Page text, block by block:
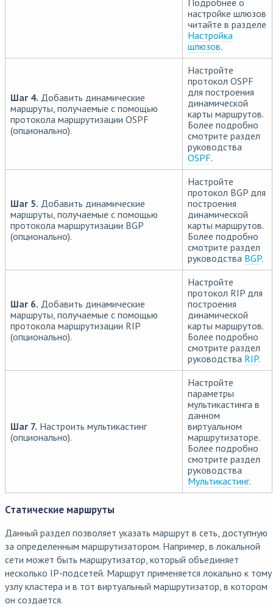
настройке шлюзов
читайте в разделе
Настройка
шлюзов.
Шаг 4. Добавить динамические
маршруты, получаемые с помощью
протокола маршрутизации OSPF
(опционально).
Настройте
протокол OSPF
для построения
динамической
карты маршрутов.
Более подробно
смотрите раздел
руководства
OSPF.
Шаг 5. Добавить динамические
маршруты, получаемые с помощью
протокола маршрутизации BGP
(опционально).
Настройте
протокол BGP для
построения
динамической
карты маршрутов.
Более подробно
смотрите раздел
руководства BGP.
Шаг 6. Добавить динамические
маршруты, получаемые с помощью
протокола маршрутизации RIP
(опционально).
Настройте
протокол RIP для
построения
динамической
карты маршрутов.
Более подробно
смотрите раздел
руководства RIP.
Шаг 7. Настроить мультикастинг
(опционально).
Настройте
параметры
мультикастинга в
данном
виртуальном
маршрутизаторе.
Более подробно
смотрите раздел
руководства
Мультикастинг.
Статические маршруты
Данный раздел позволяет указать маршрут в сеть, доступную
за определенным маршрутизатором. Например, в локальной
сети может быть маршрутизатор, который объединяет
несколько IP-подсетей. Маршрут применяется локально к тому
узлу кластера и в тот виртуальный маршрутизатор, в котором
он создается.